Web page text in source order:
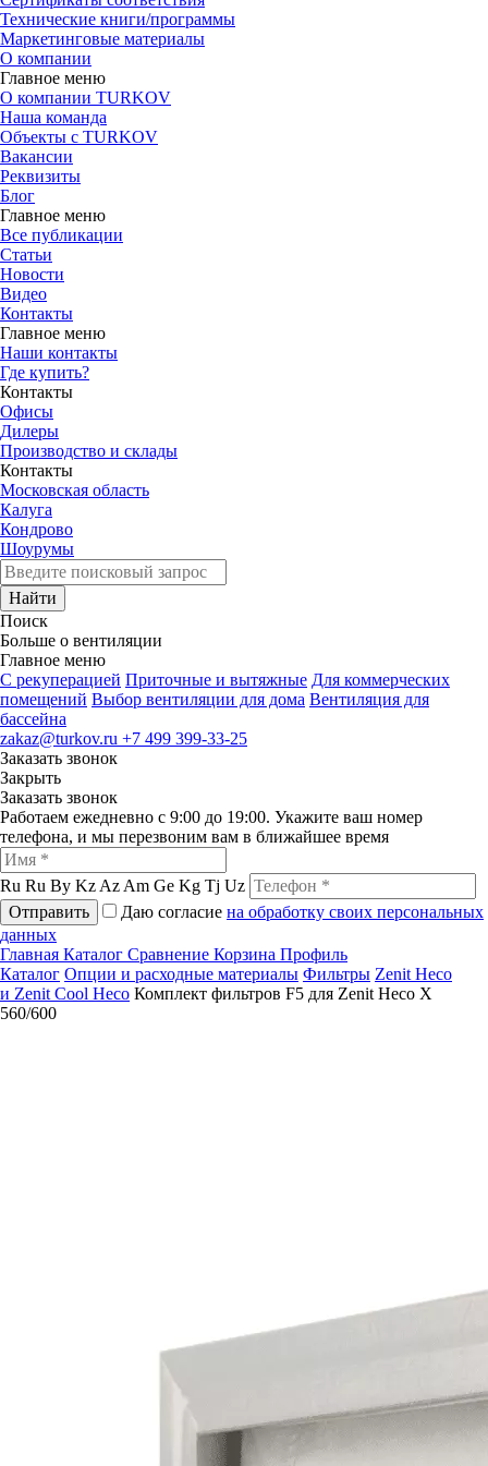
Технические книги/программы
Маркетинговые материалы
О компании
Главное меню
О компании TURKOV
Наша команда
Объекты с TURKOV
Вакансии
Реквизиты
Блог
Главное меню
Все публикации
Статьи
Новости
Видео
Контакты
Главное меню
Наши контакты
Где купить?
Контакты
Офисы
Дилеры
Производство и склады
Контакты
Московская область
Калуга
Кондрово
Шоурумы
Найти
Поиск
Больше о вентиляции
Главное меню
C рекуперацией Приточные и вытяжные Для коммерческих
помещений Выбор вентиляции для дома Вентиляция для
бассейна
zakaz@turkov.ru +7 499 399-33-25
Заказать звонок
Закрыть
Заказать звонок
Работаем ежедневно с 9:00 до 19:00. Укажите ваш номер
телефона, и мы перезвоним вам в ближайшее время
Ru Ru By Kz Az Am Ge Kg Tj Uz
Отправить
Даю согласие на обработку своих персональных
данных
Главная Каталог Сравнение Корзина Профиль
Каталог Опции и расходные материалы Фильтры Zenit Heco
и Zenit Cool Heco Комплект фильтров F5 для Zenit Heco X
560/600